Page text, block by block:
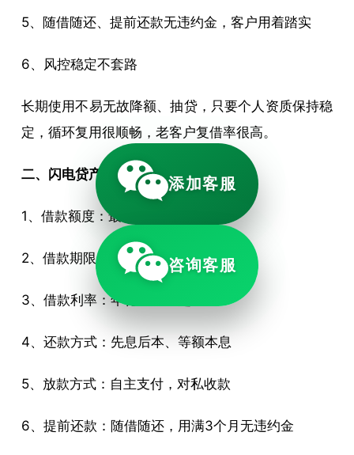
5、随借随还、提前还款无违约金，客户用着踏实
6、风控稳定不套路
长期使用不易无故降额、抽贷，只要个人资质保持稳
定，循环复用很顺畅，老客户复借率很高。
二、闪电贷产品详情
1、借款额度：最高30万
2、借款期限：最长3年
3、借款利率：年化3.05%起
4、还款方式：先息后本、等额本息
5、放款方式：自主支付，对私收款
6、提前还款：随借随还，用满3个月无违约金
添加客服
咨询客服